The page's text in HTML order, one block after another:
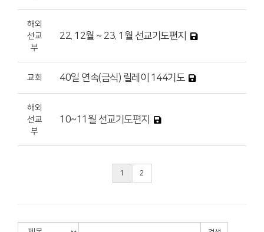
해외
선교
부
22. 12월 ~ 23. 1월 선교기도편지
교회 40일 연속(금식) 릴레이 144기도
해외
선교
부
10~11월 선교기도편지
1 2